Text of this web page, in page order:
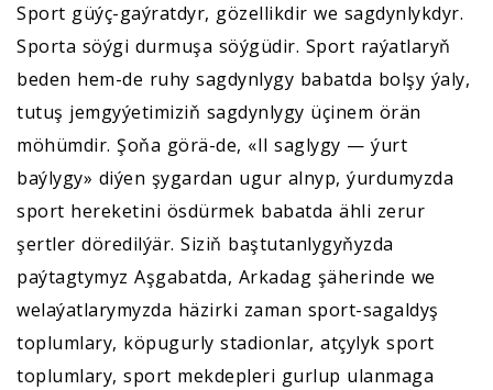
Sport güýç-gaýratdyr, gözellikdir we sagdynlykdyr.
Sporta söýgi durmuşa söýgüdir. Sport raýatlaryň
beden hem-de ruhy sagdynlygy babatda bolşy ýaly,
tutuş jemgyýetimiziň sagdynlygy üçinem örän
möhümdir. Şoňa görä-de, «Il saglygy — ýurt
baýlygy» diýen şygardan ugur alnyp, ýurdumyzda
sport hereketini ösdürmek babatda ähli zerur
şertler döredilýär. Siziň baştutanlygyňyzda
paýtagtymyz Aşgabatda, Arkadag şäherinde we
welaýatlarymyzda häzirki zaman sport-sagaldyş
toplumlary, köpugurly stadionlar, atçylyk sport
toplumlary, sport mekdepleri gurlup ulanmaga